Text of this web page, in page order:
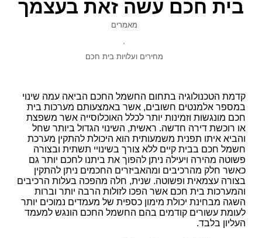
בית חכם עשה זאת בעצמך
מאמרים
מחירים ועלויות בית חכם
קדמת הטכנולוגיה בתחום החשמל החכם הביאה עמה שינוי
במספר אלמנטים חשובים, אשר באמצעותם מערכות בית
חכם מונגשות וזמינות יותר לכלל האוכלוסייה אשר משפצת
או רוכשת דירה חדשה. ראשית, השינוי הגדול ביותר שחל
והביא איתו תפנית משמעותית הוא היכולת להתקין מערכת
חשמל חכם בבית קיים ללא צורך בשינויי תשתית ובצורה
פשוטה מהירה ויעילה ניתן להפוך את ביתנו לחכם יותר גם
כאשר חלק מהרכיבים ומהאביזרים החכמים ניתן להתקין
בצורה עצמאית ופשוטה. שנית, חלה מהפכה בעלות הרכיבים
והמערכות בית חכם אשר הפכו לזולות הרבה יותר וברות
השגה מבחינת יכולת מימון כספית של מעמדים נמוכים יותר
לעומת עשורים קודמים בהם החשמל החכם הונגש למעמד
העליון בלבד.